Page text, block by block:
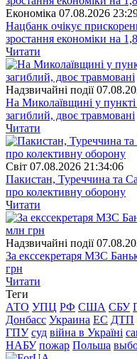
Економіка 07.08.2026
Нацбанк очікує
зростання економіки на
Читати
Надзвичайні події
На Миколаївщині у пункті
загиблий, двоє травмовані
Читати
Свiт 07.08.2026 21:34:06
Пакистан, Туреччина та
про колективну оборону
Читати
Надзвичайні події
За екссекретаря МЗС
грн
Читати
Теги
АТО УПЦ РФ США СБУ
Донбасс Украина ЕС ДТП
ГПУ суд війна в Україні
НАБУ пожар Польша